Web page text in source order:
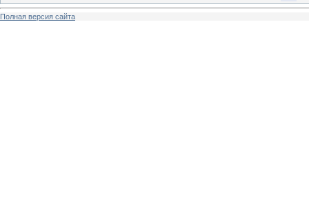
Полная версия сайта